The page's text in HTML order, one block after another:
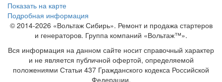
Показать на карте
Подробная информация
© 2014-2026 «Вольтаж Сибирь». Ремонт и продажа стартеров
и генераторов. Группа компаний «Вольтаж™».
Вся информация на данном сайте носит справочный характер
и не является публичной офертой, определяемой
положениями Статьи 437 Гражданского кодекса Российской
Федерации.